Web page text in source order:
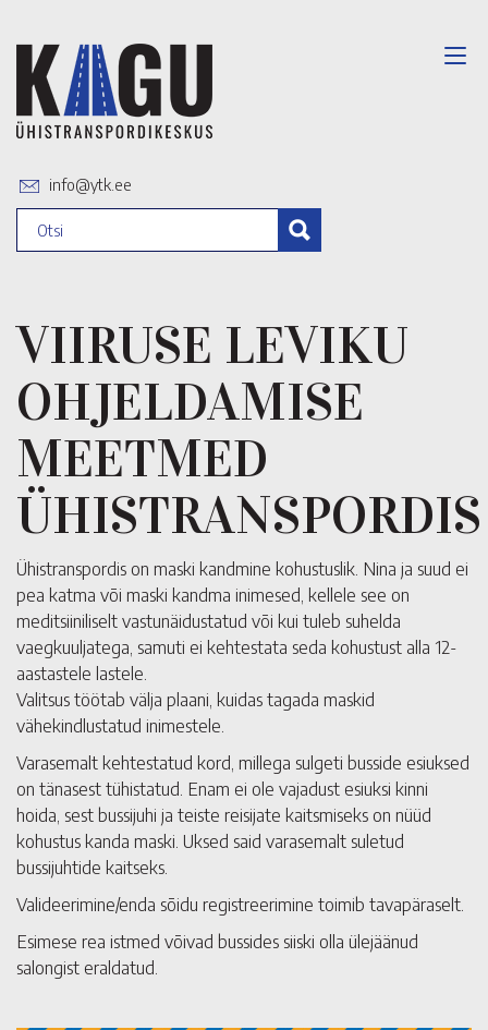
info@ytk.ee
VIIRUSE LEVIKU
OHJELDAMISE
MEETMED
ÜHISTRANSPORDIS
Ühistranspordis on maski kandmine kohustuslik. Nina ja suud ei
pea katma või maski kandma inimesed, kellele see on
meditsiiniliselt vastunäidustatud või kui tuleb suhelda
vaegkuuljatega, samuti ei kehtestata seda kohustust alla 12-
aastastele lastele.
Valitsus töötab välja plaani, kuidas tagada maskid
vähekindlustatud inimestele.
Varasemalt kehtestatud kord, millega sulgeti busside esiuksed
on tänasest tühistatud. Enam ei ole vajadust esiuksi kinni
hoida, sest bussijuhi ja teiste reisijate kaitsmiseks on nüüd
kohustus kanda maski. Uksed said varasemalt suletud
bussijuhtide kaitseks.
Valideerimine/enda sõidu registreerimine toimib tavapäraselt.
Esimese rea istmed võivad bussides siiski olla ülejäänud
salongist eraldatud.